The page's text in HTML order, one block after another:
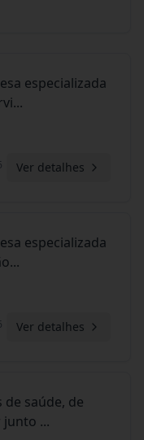
especializada
...
Ver detalhes
especializada
...
Ver detalhes
saúde, de
junto ...